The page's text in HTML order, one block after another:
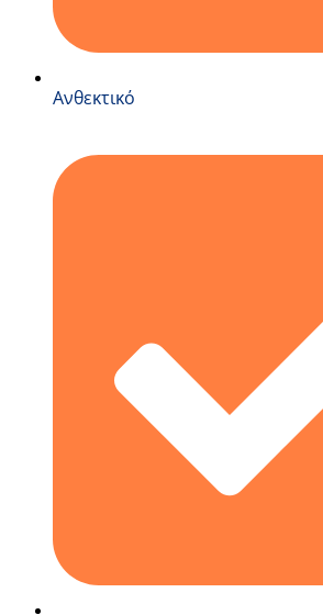
Ανθεκτικό